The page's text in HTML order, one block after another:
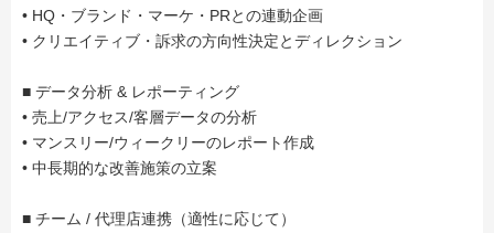
• HQ・ブランド・マーケ・PRとの連動企画
• クリエイティブ・訴求の方向性決定とディレクション
■ データ分析 & レポーティング
• 売上/アクセス/客層データの分析
• マンスリー/ウィークリーのレポート作成
• 中長期的な改善施策の立案
■ チーム / 代理店連携（適性に応じて）